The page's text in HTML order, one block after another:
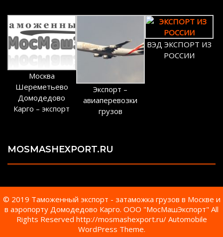
Москва
Шереметьево
Домодедово
Карго – экспорт
Экспорт –
авиаперевозки
грузов
ВЭД ЭКСПОРТ ИЗ
РОССИИ
MOSMASHEXPORT.RU
© 2019 Таможенный экспорт - затаможка грузов в Москве и
в аэропорту Домодедово Карго. ООО "МосМашЭкспорт" All
Rights Reserved http://mosmashexport.ru/ Automobile
WordPress Theme.